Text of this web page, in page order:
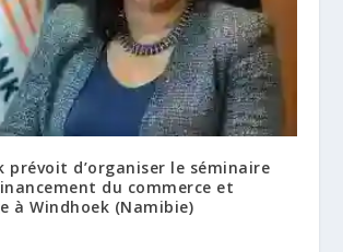
prévoit d’organiser le séminaire
du commerce et
à Windhoek (Namibie)